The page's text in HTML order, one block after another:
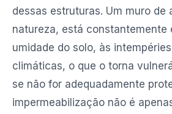
dessas estruturas. Um muro de
natureza, está constantemente
umidade do solo, às
climáticas, o que o torna
se não for adequadamente
impermeabilização não é